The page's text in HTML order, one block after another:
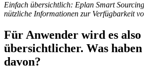
Einfach übersichtlich: Eplan Smart
nützliche Informationen zur Verfügbarkeit
Für Anwender wird es also
übersichtlicher. Was
davon?